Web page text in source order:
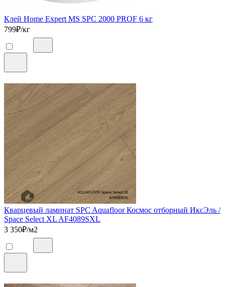
Клей Home Expert MS SPC 2000 PROF 6 кг
799₽/кг
Кварцевый ламинат SPC Aquafloor Космос отборный ИксЭль /
Space Select XL AF4089SXL
3 350₽/м2